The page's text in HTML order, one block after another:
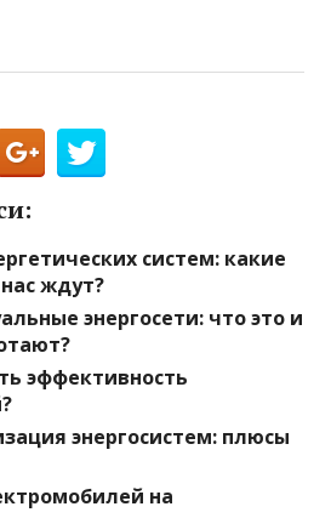
систем: какие
ждут?
энергосети: что это и
эффективность
энергосистем: плюсы
на